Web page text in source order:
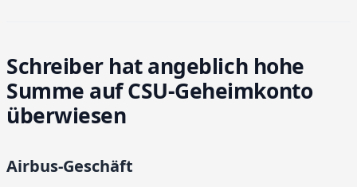
Schreiber hat angeblich hohe
Summe auf CSU-Geheimkonto
überwiesen
Airbus-Geschäft